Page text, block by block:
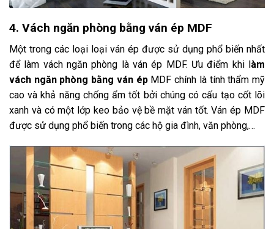
4. Vách ngăn phòng bằng ván ép MDF
Một trong các loại loại ván ép được sử dụng phổ biến nhất
để làm vách ngăn phòng là ván ép MDF. Ưu điểm khi làm
vách ngăn phòng bằng ván épMDF chính là tính thẩm mỹ
cao và khả năng chống ẩm tốt bởi chúng có cấu tạo cốt lõi
xanh và có một lớp keo bảo vệ bề mặt ván tốt. Ván ép MDF
được sử dụng phổ biến trong các hộ gia đình, văn phòng,…